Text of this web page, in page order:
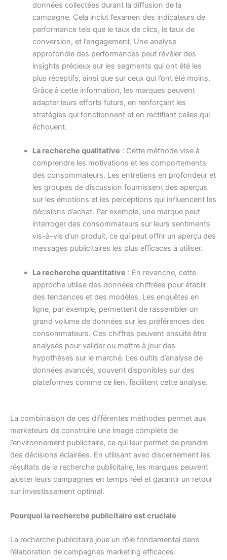
données collectées durant la diffusion de la
campagne. Cela inclut l’examen des indicateurs de
performance tels que le taux de clics, le taux de
conversion, et l’engagement. Une analyse
approfondie des performances peut révéler des
insights précieux sur les segments qui ont été les
plus réceptifs, ainsi que sur ceux qui l’ont été moins.
Grâce à cette information, les marques peuvent
adapter leurs efforts futurs, en renforçant les
stratégies qui fonctionnent et en rectifiant celles qui
échouent.
La recherche qualitative : Cette méthode vise à
comprendre les motivations et les comportements
des consommateurs. Les entretiens en profondeur et
les groupes de discussion fournissent des aperçus
sur les émotions et les perceptions qui influencent les
décisions d’achat. Par exemple, une marque peut
interroger des consommateurs sur leurs sentiments
vis-à-vis d’un produit, ce qui peut offrir un aperçu des
messages publicitaires les plus efficaces à utiliser.
La recherche quantitative : En revanche, cette
approche utilise des données chiffrées pour établir
des tendances et des modèles. Les enquêtes en
ligne, par exemple, permettent de rassembler un
grand volume de données sur les préférences des
consommateurs. Ces chiffres peuvent ensuite être
analysés pour valider ou mettre à jour des
hypothèses sur le marché. Les outils d’analyse de
données avancés, souvent disponibles sur des
plateformes comme ce lien, facilitent cette analyse.
La combinaison de ces différentes méthodes permet aux
marketeurs de construire une image complète de
l’environnement publicitaire, ce qui leur permet de prendre
des décisions éclairées. En utilisant avec discernement les
résultats de la recherche publicitaire, les marques peuvent
ajuster leurs campagnes en temps réel et garantir un retour
sur investissement optimal.
Pourquoi la recherche publicitaire est cruciale
La recherche publicitaire joue un rôle fondamental dans
l’élaboration de campagnes marketing efficaces.